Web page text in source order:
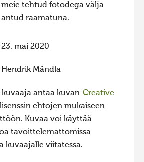
meie tehtud fotodega välja
antud raamatuna.
23. mai 2020
Hendrik Mändla
kuvaaja antaa kuvan Creative
lisenssin ehtojen mukaiseen
Kuvaa voi käyttää
tavoittelemattomissa
kuvaajalle viitatessa.